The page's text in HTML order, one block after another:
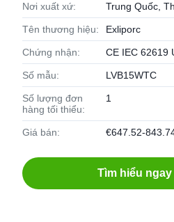
Nơi xuất xứ: Trung Quốc,
Tên thương hiệu: Exliporc
Chứng nhận: CE IEC 62619
Số mẫu: LVB15WTC
Số lượng đơn
hàng tối thiểu:
1
Giá bán: €647.52-
Tìm hiểu